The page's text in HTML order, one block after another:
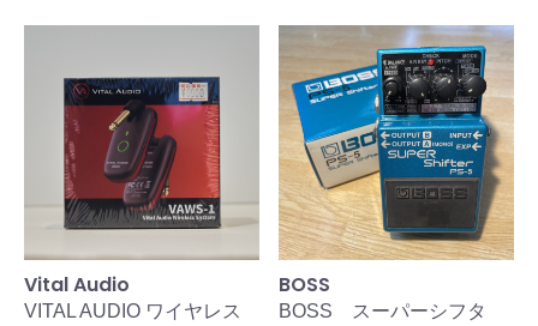
Vital Audio
VITAL AUDIO ワイヤレス
BOSS
BOSS スーパーシフタ